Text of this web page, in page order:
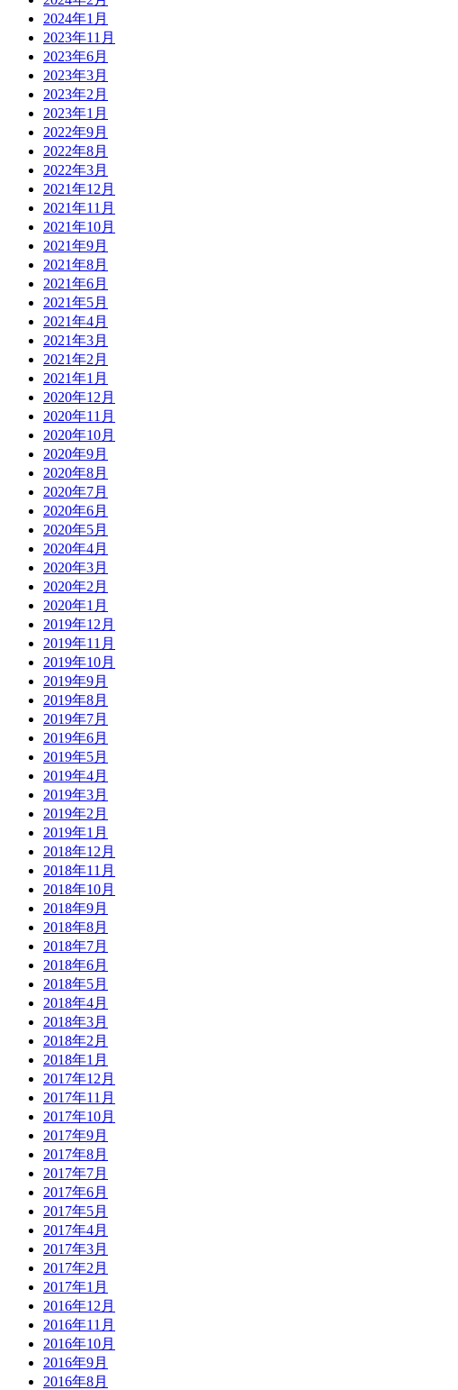
2024年1月
2023年11月
2023年6月
2023年3月
2023年2月
2023年1月
2022年9月
2022年8月
2022年3月
2021年12月
2021年11月
2021年10月
2021年9月
2021年8月
2021年6月
2021年5月
2021年4月
2021年3月
2021年2月
2021年1月
2020年12月
2020年11月
2020年10月
2020年9月
2020年8月
2020年7月
2020年6月
2020年5月
2020年4月
2020年3月
2020年2月
2020年1月
2019年12月
2019年11月
2019年10月
2019年9月
2019年8月
2019年7月
2019年6月
2019年5月
2019年4月
2019年3月
2019年2月
2019年1月
2018年12月
2018年11月
2018年10月
2018年9月
2018年8月
2018年7月
2018年6月
2018年5月
2018年4月
2018年3月
2018年2月
2018年1月
2017年12月
2017年11月
2017年10月
2017年9月
2017年8月
2017年7月
2017年6月
2017年5月
2017年4月
2017年3月
2017年2月
2017年1月
2016年12月
2016年11月
2016年10月
2016年9月
2016年8月